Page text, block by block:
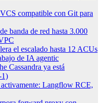
compatible con Git para
banda de red hasta 3.000
el escalado hasta 12 ACUs
de IA agentic
Cassandra ya está
1)
Langflow RCE,